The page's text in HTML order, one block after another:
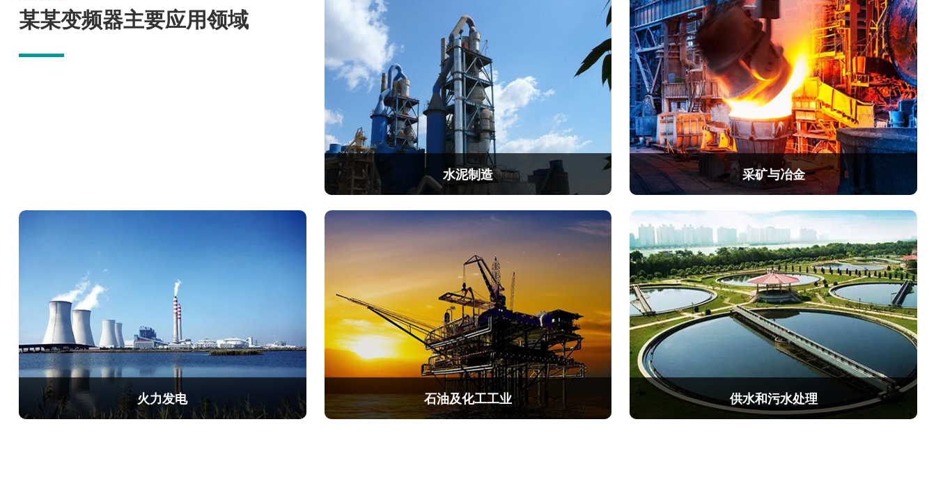
三丫品车配
风冷式变频调速装置二
强制风冷变频调速装置，容量范围为250KVA - 15MVA。采用功率单
LNG、风洞、长输管道、化工、冶金、发电、水泥等领域。
某某变频器主要应用领域
水泥制造
窑炉引风机，预热塔风机
分选器风机、主吸尘风机
冷却器排风机，压力送风机
生粉研磨引风机，窑炉供气风机
冷却器吸尘引风机等
采矿与冶金
烧结主抽风机，泥浆泵
高压送风机，通风风机
冷却水泵，除诟泵
离心进料泵，除尘风机
高炉风机，压缩机等。
火力发电 石油及化工工业 供水和污水处理